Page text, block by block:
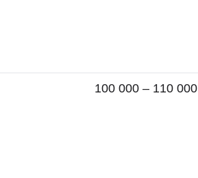
100 000 – 110 000